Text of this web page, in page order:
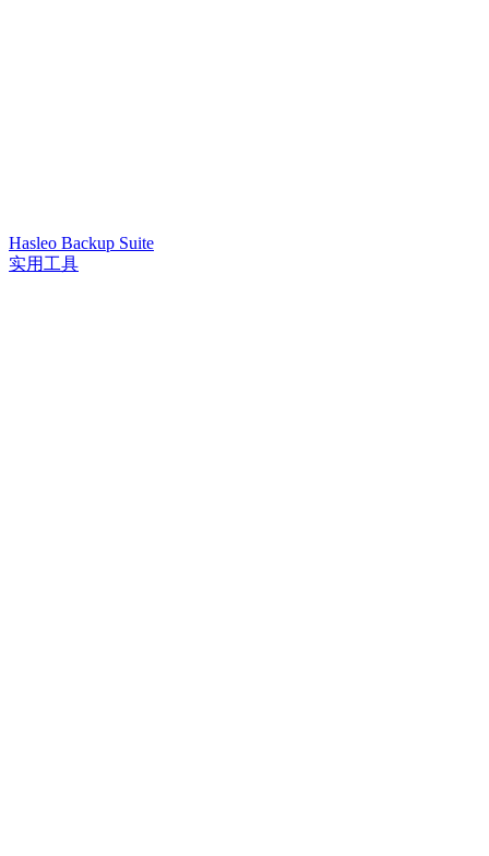
Hasleo Backup Suite
实用工具